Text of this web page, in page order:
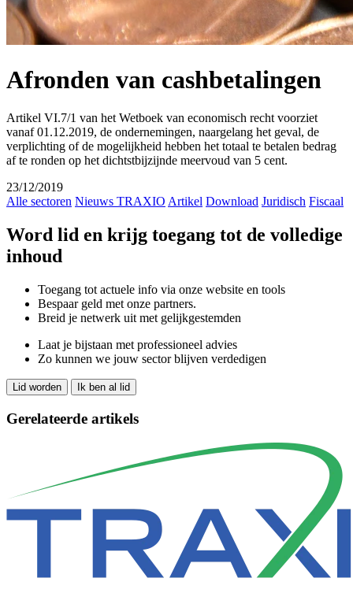
Afronden van cashbetalingen
Artikel VI.7/1 van het Wetboek van economisch recht voorziet
vanaf 01.12.2019, de ondernemingen, naargelang het geval, de
verplichting of de mogelijkheid hebben het totaal te betalen bedrag
af te ronden op het dichtstbijzijnde meervoud van 5 cent.
23/12/2019
Alle sectoren Nieuws TRAXIO Artikel Download Juridisch Fiscaal
Word lid en krijg toegang tot de volledige
inhoud
Toegang tot actuele info via onze website en tools
Bespaar geld met onze partners.
Breid je netwerk uit met gelijkgestemden
Laat je bijstaan met professioneel advies
Zo kunnen we jouw sector blijven verdedigen
Lid worden Ik ben al lid
Gerelateerde artikels